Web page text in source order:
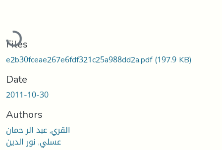
Loading...
Files
e2b30fceae267e6fdf321c25a988dd2a.pdf(197.9 KB)
Date
2011-10-30
Authors
القري, عبد الر حمان
عسلي, نور الدين